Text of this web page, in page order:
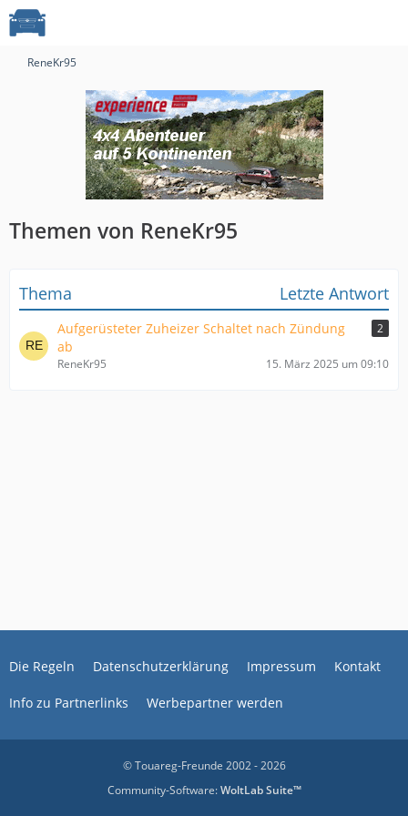
ReneKr95
Themen von ReneKr95
Thema Letzte Antwort
Aufgerüsteter Zuheizer Schaltet nach Zündung
ab
2
ReneKr95 15. März 2025 um 09:10
Die Regeln Datenschutzerklärung Impressum Kontakt
Info zu Partnerlinks Werbepartner werden
© Touareg-Freunde 2002 - 2026
Community-Software:WoltLab Suite™